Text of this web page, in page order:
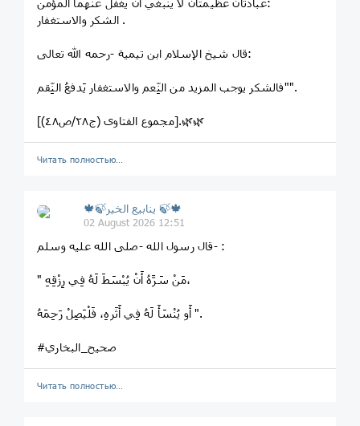
‏عبادتان عظيمتان لا ينبغي أن يغفل عنهما المؤمن:
‏ الشكر والاستغفار.
‏قال شيخ الإسلام ابن تيمية -رحمه ﷲ تعالى:
‏"فالشكر يوجب المزيد من النِّعم والاستغفار يَدفعُ النِّقم".
‏[مجموع الفتاوى (ج٢٨/ص٤٨)].🌿🌿
Читать полностью…
🍁🍃ينابيع الخير 🍃🍁
02 August 2026 12:51
‌‎قال رسول الله -صلى الله عليه وسلم- :
" مَنْ سَرَّهُ أَنْ يُبْسَطَ لَهُ فِي رِزْقِهِ،
أَو يُنْسَأَ لَهُ فِي أَثَرهِ، فَلْيَصِلْ رَحِمَهُ ".
‎#صحيح_البخاري
Читать полностью…